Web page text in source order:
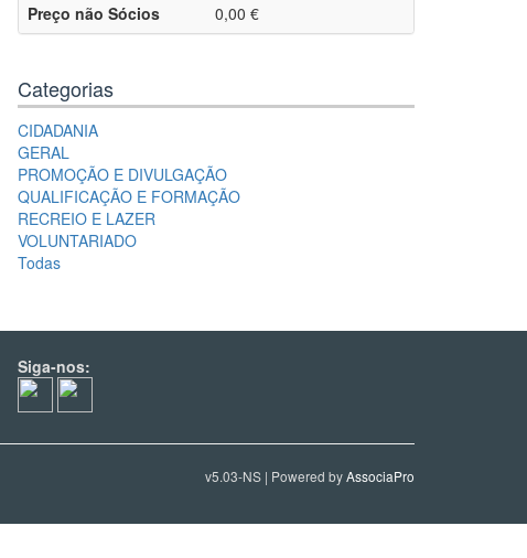
Preço não Sócios
0,00 €
Categorias
CIDADANIA
GERAL
PROMOÇÃO E DIVULGAÇÃO
QUALIFICAÇÃO E FORMAÇÃO
RECREIO E LAZER
VOLUNTARIADO
Todas
Siga-nos:
v5.03-NS | Powered byAssociaPro